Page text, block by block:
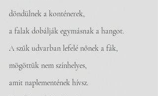
döndülnek a konténerek,
a falak dobálják egymásnak a hangot.
A szűk udvarban lefelé nőnek a fák,
mögöttük nem színhelyes,
amit naplementének hívsz.